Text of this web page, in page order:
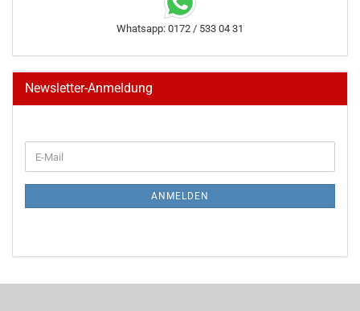
Whatsapp: 0172 / 533 04 31
Newsletter-Anmeldung
ZUR
E-
Mail
ANMELDEN